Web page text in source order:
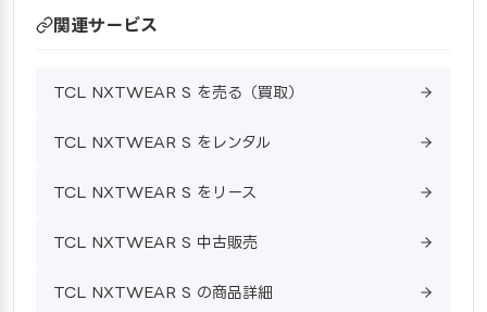
関連サービス
TCL NXTWEAR S を売る（買取）
TCL NXTWEAR S をレンタル
TCL NXTWEAR S をリース
TCL NXTWEAR S 中古販売
TCL NXTWEAR S の商品詳細